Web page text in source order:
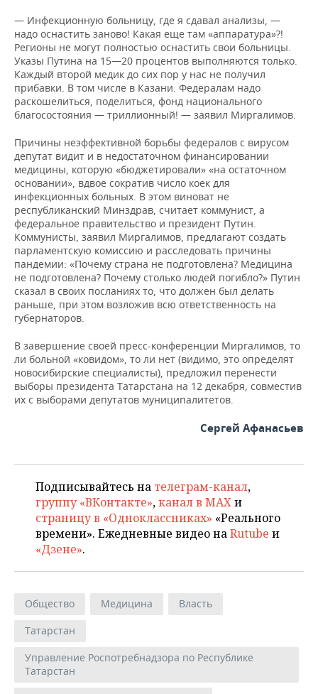
— Инфекционную больницу, где я сдавал анализы, —
надо оснастить заново! Какая еще там «аппаратура»?!
Регионы не могут полностью оснастить свои больницы.
Указы Путина на 15—20 процентов выполняются только.
Каждый второй медик до сих пор у нас не получил
прибавки. В том числе в Казани. Федералам надо
раскошелиться, поделиться, фонд национального
благосостояния — триллионный! — заявил Миргалимов.
Причины неэффективной борьбы федералов с вирусом
депутат видит и в недостаточном финансировании
медицины, которую «бюджетировали» «на остаточном
основании», вдвое сократив число коек для
инфекционных больных. В этом виноват не
республиканский Минздрав, считает коммунист, а
федеральное правительство и президент Путин.
Коммунисты, заявил Миргалимов, предлагают создать
парламентскую комиссию и расследовать причины
пандемии: «Почему страна не подготовлена? Медицина
не подготовлена? Почему столько людей погибло?» Путин
сказал в своих посланиях то, что должен был делать
раньше, при этом возложив всю ответственность на
губернаторов.
В завершение своей пресс-конференции Миргалимов, то
ли больной «ковидом», то ли нет (видимо, это определят
новосибирские специалисты), предложил перенести
выборы президента Татарстана на 12 декабря, совместив
их с выборами депутатов муниципалитетов.
Сергей Афанасьев
Подписывайтесь на телеграм-канал,
группу «ВКонтакте»,канал в MAXи
страницу в «Одноклассниках» «Реального
времени». Ежедневные видео наRutube и
«Дзене».
Общество Медицина
Власть
Татарстан
Управление Роспотребнадзора по Республике
Татарстан